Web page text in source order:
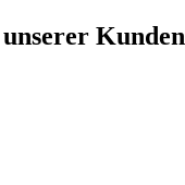
Kunden